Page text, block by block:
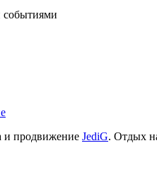
событиями
и продвижение JediG. Отдых